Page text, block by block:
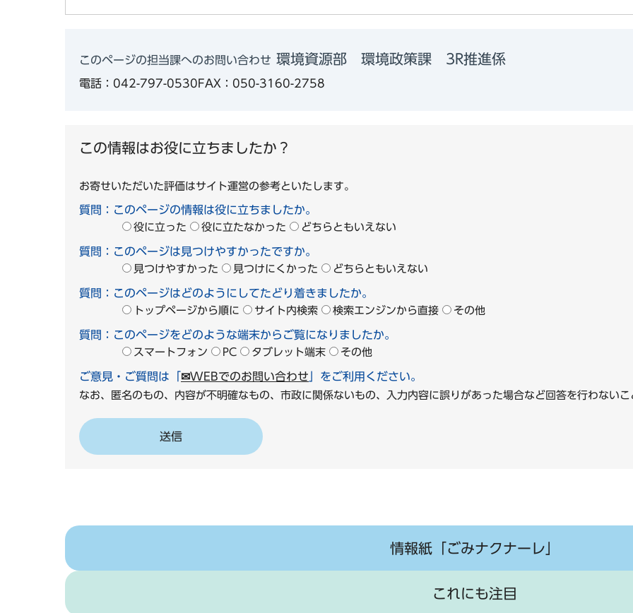
このページの担当課へのお問い合わせ 環境資源部 環境政策課 3R推進係
電話：042-797-0530FAX：050-3160-2758
この情報はお役に立ちましたか？
お寄せいただいた評価はサイト運営の参考といたします。
質問：このページの情報は役に立ちましたか。
役に立った 役に立たなかった どちらともいえない
質問：このページは見つけやすかったですか。
見つけやすかった 見つけにくかった どちらともいえない
質問：このページはどのようにしてたどり着きましたか。
トップページから順に サイト内検索 検索エンジンから直接 その他
質問：このページをどのような端末からご覧になりましたか。
スマートフォン PC タブレット端末 その他
ご意見・ご質問は「 ✉WEBでのお問い合わせ 」をご利用ください。
なお、匿名のもの、内容が不明確なもの、市政に関係ないもの、入力内容に誤りがあった場合など回答を行わな
情報紙「ごみナクナーレ」
これにも注目